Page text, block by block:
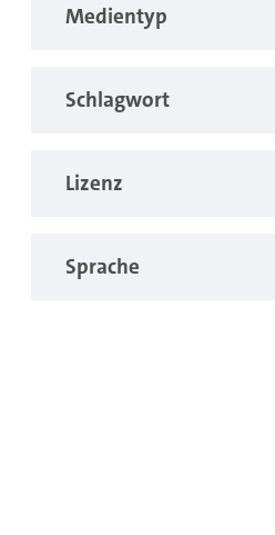
Medientyp
Schlagwort
Lizenz
Sprache